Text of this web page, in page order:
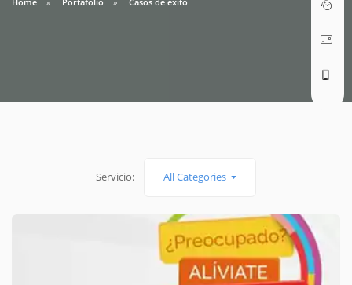
Servicio: All Categories